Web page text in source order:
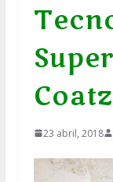
23 abril, 2018